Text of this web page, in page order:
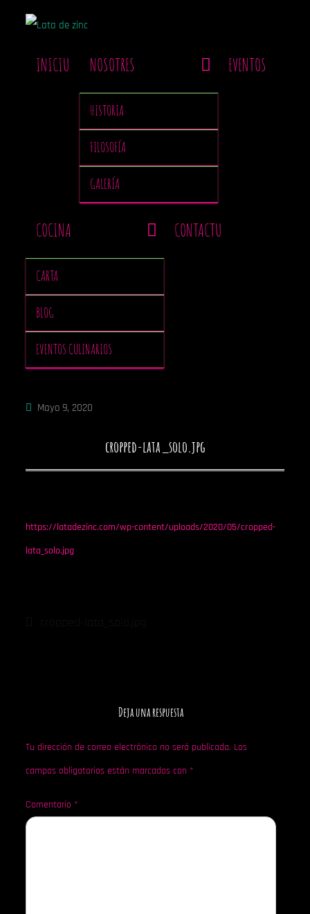
INICIU NOSOTRES
HISTORIA
FILOSOFÍA
GALERÍA
EVENTOS
COCINA
CARTA
BLOG
EVENTOS CULINARIOS
CONTACTU
Mayo 9, 2020
cropped-lata_solo.jpg
https://latadezinc.com/wp-content/uploads/2020/05/cropped-
lata_solo.jpg
Deja una respuesta
Tu dirección de correo electrónico no será publicada. Los
campos obligatorios están marcados con *
Comentario *